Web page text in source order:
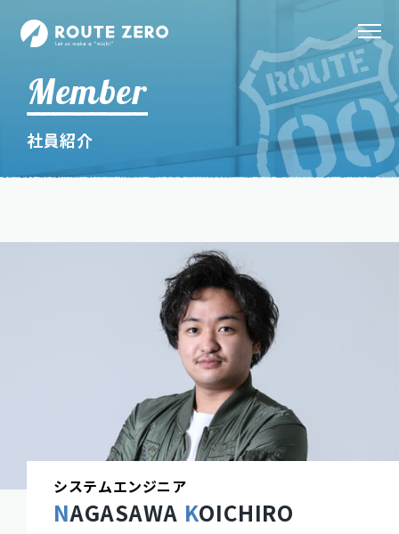
Member
社員紹介
システムエンジニア
NAGASAWA KOICHIRO